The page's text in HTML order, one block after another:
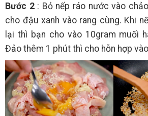
Bước 2: Bỏ nếp ráo nước vào
cho đậu xanh vào rang cùng. Khi
lại thì bạn cho vào 10gram muối
Đảo thêm 1 phút thì cho hỗn hợp